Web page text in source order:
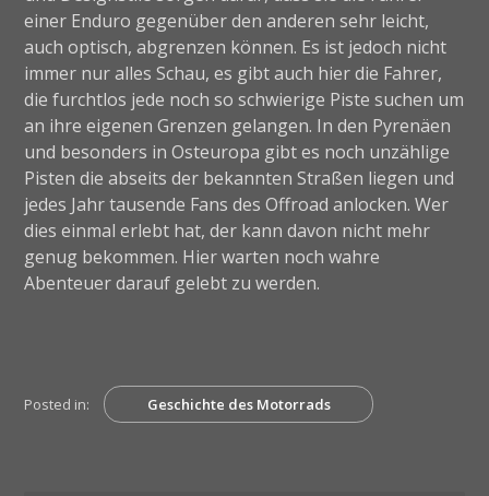
einer Enduro gegenüber den anderen sehr leicht,
auch optisch, abgrenzen können. Es ist jedoch nicht
immer nur alles Schau, es gibt auch hier die Fahrer,
die furchtlos jede noch so schwierige Piste suchen um
an ihre eigenen Grenzen gelangen. In den Pyrenäen
und besonders in Osteuropa gibt es noch unzählige
Pisten die abseits der bekannten Straßen liegen und
jedes Jahr tausende Fans des Offroad anlocken. Wer
dies einmal erlebt hat, der kann davon nicht mehr
genug bekommen. Hier warten noch wahre
Abenteuer darauf gelebt zu werden.
Posted in: Geschichte des Motorrads